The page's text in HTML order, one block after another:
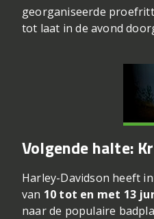
georganiseerde
tot laat in de avond
Volgende halte:
Harley-Davidson heeft
van 10 tot en met 13
naar de populaire